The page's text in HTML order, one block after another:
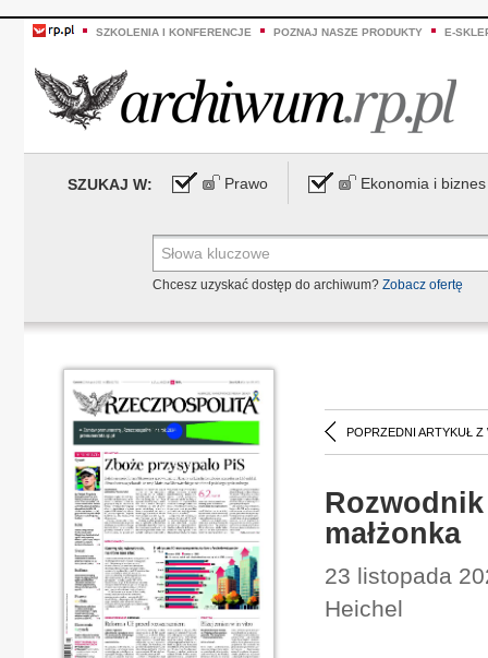
SZKOLENIA I KONFERENCJE POZNAJ NASZE PRODUKTY E-
SZUKAJ W: Prawo Ekonomia i biznes
Chcesz uzyskać dostęp do archiwum? Zobacz ofertę
POPRZEDNI ARTYKUŁ Z
Rozwodnik
małżonka
23 listopada
Heichel